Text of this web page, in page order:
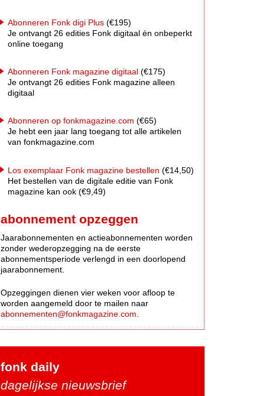
Abonneren Fonk digi Plus (€195)
Je ontvangt 26 edities Fonk digitaal én onbeperkt
online toegang
Abonneren Fonk magazine digitaal (€175)
Je ontvangt 26 edities Fonk magazine alleen
digitaal
Abonneren op fonkmagazine.com (€65)
Je hebt een jaar lang toegang tot alle artikelen
van fonkmagazine.com
Los exemplaar Fonk magazine bestellen (€14,50)
Het bestellen van de digitale editie van Fonk
magazine kan ook (€9,49)
abonnement opzeggen
Jaarabonnementen en actieabonnementen worden
zonder wederopzegging na de eerste
abonnementsperiode verlengd in een doorlopend
jaarabonnement.
Opzeggingen dienen vier weken voor afloop te
worden aangemeld door te mailen naar
abonnementen@fonkmagazine.com
fonk daily
dagelijkse nieuwsbrief